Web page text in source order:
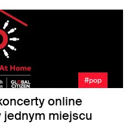
#pop
online
jednym miejscu